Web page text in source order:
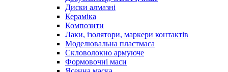
Диски алмазні
Кераміка
Композити
Лаки, ізолятори, маркери контактів
Моделювальна пластмаса
Скловолокно армуюче
Формовочні маси